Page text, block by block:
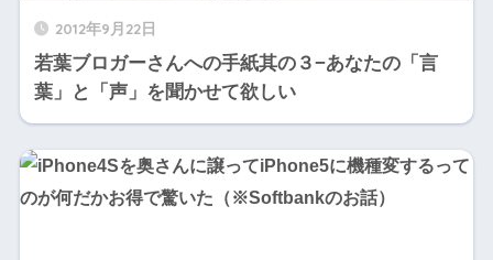
2012年9月22日
若葉ブロガーさんへの手紙其の３−あなたの「言
葉」と「声」を聞かせて欲しい